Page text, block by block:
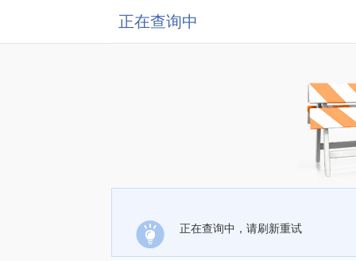
正在查询中
正在查询中，请刷新重试